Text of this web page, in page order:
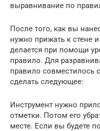
выравнивание по
После того, как вы
нужно прижать к стене
делается при помощи
правило. Для
правило совместилось
сделать следующее:
Инструмент нужно
отметки. Потом его
месте. Если вы будете